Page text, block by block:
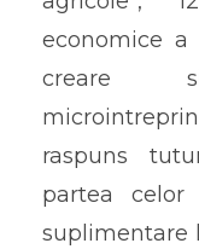
economice a
creare
raspuns
partea
suplimentare